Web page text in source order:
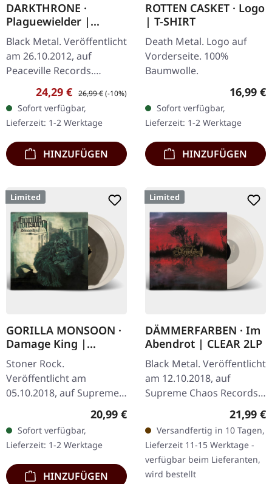
DARKTHRONE ·
Plaguewielder |
BLACK LP
Black Metal. Veröffentlicht
am 26.10.2012, auf
Peaceville Records.
Schwarzes Vinyl.
Plaguewielder markiert
einen entscheidenden
Moment in der…
Verkaufspreis:
24,29 € Regulärer Preis:
26,99 €(-10%)
Sofort verfügbar,
Lieferzeit: 1-2 Werktage
HINZUFÜGEN
ROTTEN CASKET · Logo
| T-SHIRT
Death Metal. Logo auf
Vorderseite. 100%
Baumwolle.
16,99 €
Sofort verfügbar,
Lieferzeit: 1-2 Werktage
HINZUFÜGEN
Limited
GORILLA MONSOON ·
Damage King |
BONE/BROWN 2LP
Stoner Rock.
Veröffentlicht am
05.10.2018, auf Supreme
Chaos Records. Doppel-
Vinyl creme-weiß mit
Braun in der Mitte,
limitiert auf nur 200
Exemplare…
Regulärer Preis:
20,99 €
Sofort verfügbar,
Lieferzeit: 1-2 Werktage
HINZUFÜGEN
Limited
DÄMMERFARBEN · Im
Abendrot | CLEAR 2LP
Black Metal. Veröffentlicht
am 12.10.2018, auf
Supreme Chaos Records.
Transparentes Vinyl
limitiert auf nur 200
Exemplare. Vinyl-
Spezifikationen: ·…
21,99 €
Versandfertig in 10 Tagen,
Lieferzeit 11-15 Werktage -
verfügbar beim Lieferanten,
wird bestellt